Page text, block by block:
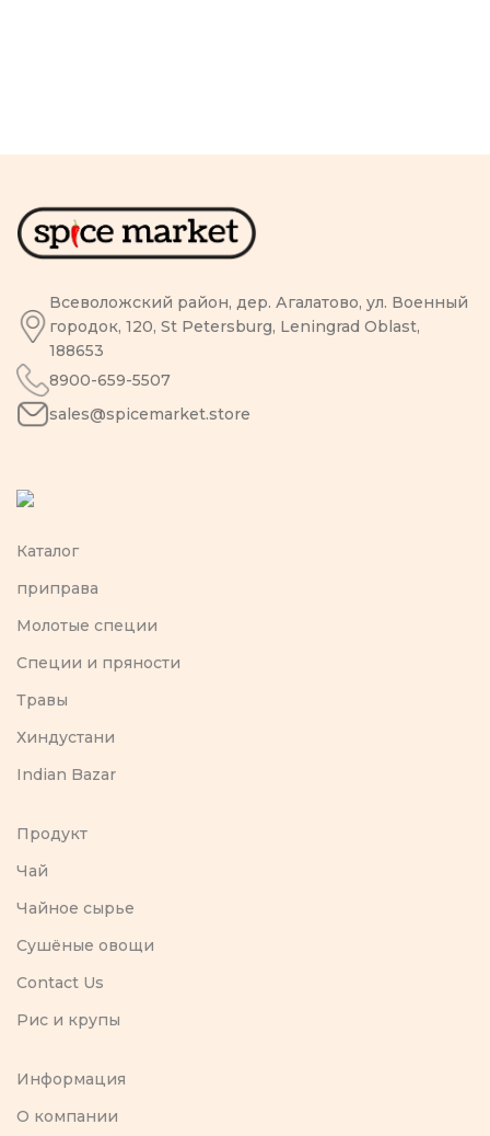
Всеволожский район, дер. Агалатово, ул. Военный
городок, 120, St Petersburg, Leningrad Oblast,
188653
8900-659-5507
sales@spicemarket.store
Каталог
приправа
Молотые специи
Специи и пряности
Травы
Хиндустани
Indian Bazar
Продукт
Чай
Чайное сырье
Сушёные овощи
Contact Us
Рис и крупы
Информация
O компании